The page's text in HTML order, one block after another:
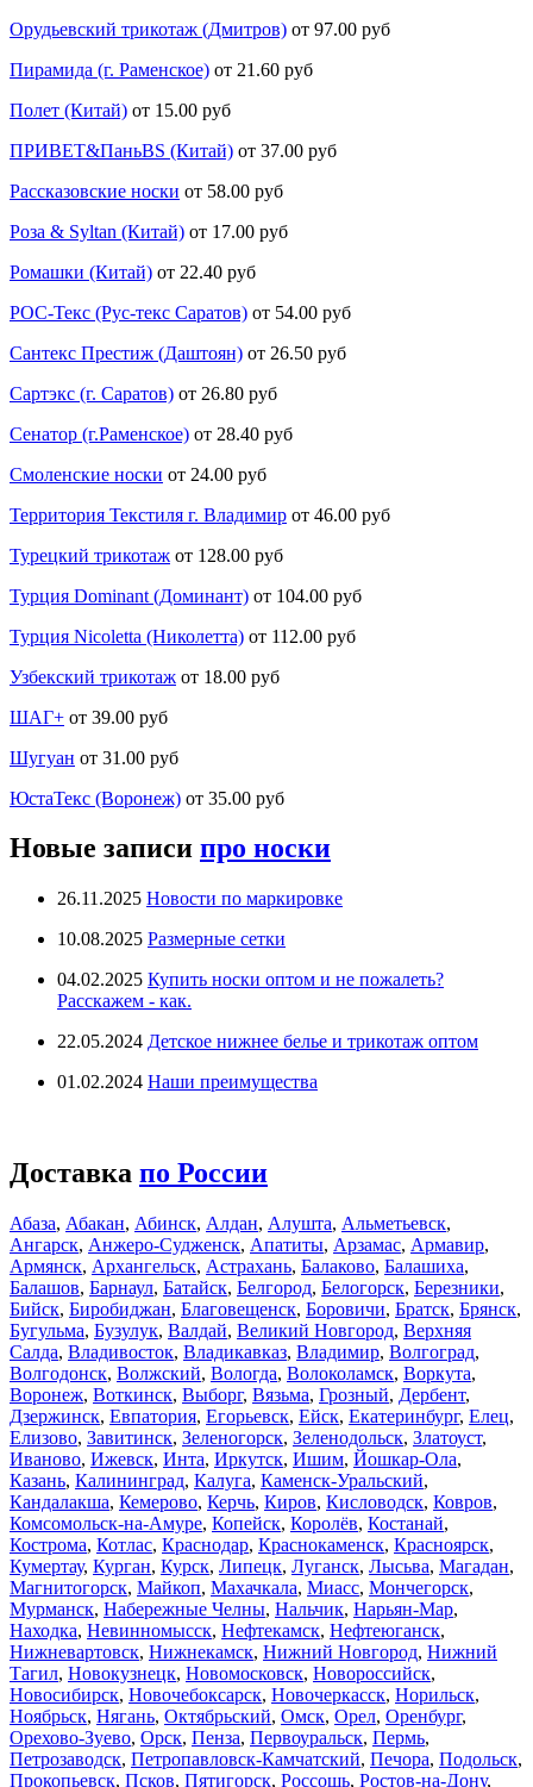
Орудьевский трикотаж (Дмитров) от 97.00 руб
Пирамида (г. Раменское) от 21.60 руб
Полет (Китай) от 15.00 руб
ПРИВЕТ&ПаньBS (Китай) от 37.00 руб
Рассказовские носки от 58.00 руб
Роза & Syltan (Китай) от 17.00 руб
Ромашки (Китай) от 22.40 руб
РОС-Текс (Рус-текс Саратов) от 54.00 руб
Сантекс Престиж (Даштоян) от 26.50 руб
Сартэкс (г. Саратов) от 26.80 руб
Сенатор (г.Раменское) от 28.40 руб
Смоленские носки от 24.00 руб
Территория Текстиля г. Владимир от 46.00 руб
Турецкий трикотаж от 128.00 руб
Турция Dominant (Доминант) от 104.00 руб
Турция Nicoletta (Николетта) от 112.00 руб
Узбекский трикотаж от 18.00 руб
ШАГ+ от 39.00 руб
Шугуан от 31.00 руб
ЮстаТекс (Воронеж) от 35.00 руб
Новые записи про носки
26.11.2025 Новости по маркировке
10.08.2025 Размерные сетки
04.02.2025 Купить носки оптом и не пожалеть?
Расскажем - как.
22.05.2024 Детское нижнее белье и трикотаж оптом
01.02.2024 Наши преимущества
Доставка по России
Абаза, Абакан, Абинск, Алдан, Алушта, Альметьевск,
Ангарск, Анжеро-Судженск, Апатиты, Арзамас, Армавир,
Армянск, Архангельск, Астрахань, Балаково, Балашиха,
Балашов, Барнаул, Батайск, Белгород, Белогорск, Березники,
Бийск, Биробиджан, Благовещенск, Боровичи, Братск, Брянск,
Бугульма, Бузулук, Валдай, Великий Новгород, Верхняя
Салда, Владивосток, Владикавказ, Владимир, Волгоград,
Волгодонск, Волжский, Вологда, Волоколамск, Воркута,
Воронеж, Воткинск, Выборг, Вязьма, Грозный, Дербент,
Дзержинск, Евпатория, Егорьевск, Ейск, Екатеринбург, Елец,
Елизово, Завитинск, Зеленогорск, Зеленодольск, Златоуст,
Иваново, Ижевск, Инта, Иркутск, Ишим, Йошкар-Ола,
Казань, Калининград, Калуга, Каменск-Уральский,
Кандалакша, Кемерово, Керчь, Киров, Кисловодск, Ковров,
Комсомольск-на-Амуре, Копейск, Королёв, Костанай,
Кострома, Котлас, Краснодар, Краснокаменск, Красноярск,
Кумертау, Курган, Курск, Липецк, Луганск, Лысьва, Магадан,
Магнитогорск, Майкоп, Махачкала, Миасс, Мончегорск,
Мурманск, Набережные Челны, Нальчик, Нарьян-Мар,
Находка, Невинномысск, Нефтекамск, Нефтеюганск,
Нижневартовск, Нижнекамск, Нижний Новгород, Нижний
Тагил, Новокузнецк, Новомосковск, Новороссийск,
Новосибирск, Новочебоксарск, Новочеркасск, Норильск,
Ноябрьск, Нягань, Октябрьский, Омск, Орел, Оренбург,
Орехово-Зуево, Орск, Пенза, Первоуральск, Пермь,
Петрозаводск, Петропавловск-Камчатский, Печора, Подольск,
Прокопьевск, Псков, Пятигорск, Россошь, Ростов-на-Дону,